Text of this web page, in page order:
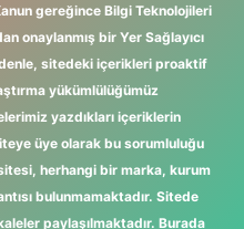
gereğince Bilgi Teknolojileri
onaylanmış bir Yer Sağlayıcı
sitedeki içerikleri proaktif
yükümlülüğümüz
yazdıkları içeriklerin
üye olarak bu sorumluluğu
herhangi bir marka, kurum
bulunmamaktadır. Sitede
paylaşılmaktadır. Burada